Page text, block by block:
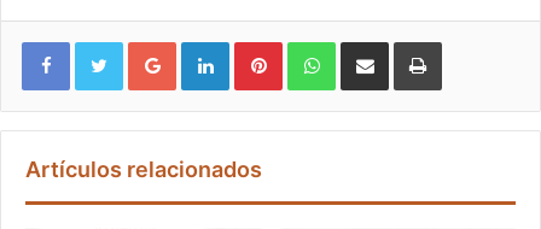
Google+ LinkedIn Pinterest WhatsApp
Artículos relacionados